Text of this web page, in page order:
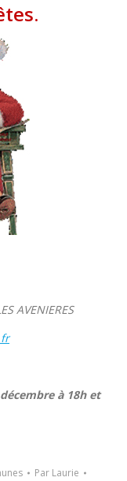
AVENIERES
à 18h et
Par Laurie